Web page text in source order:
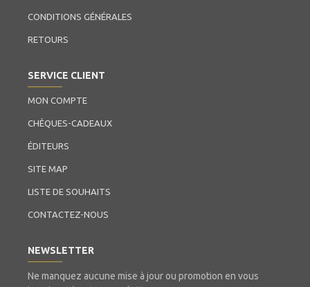
CONDITIONS GÉNÉRALES
RETOURS
SERVICE CLIENT
MON COMPTE
CHÈQUES-CADEAUX
ÉDITEURS
SITE MAP
LISTE DE SOUHAITS
CONTACTEZ-NOUS
NEWSLETTER
Ne manquez aucune mise à jour ou promotion en vous